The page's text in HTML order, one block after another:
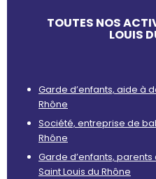
TOUTES NOS
LOUIS
Garde d’enfants, aide à
Rhône
Société, entreprise de
Rhône
Garde d’enfants,
Saint Louis du Rhône